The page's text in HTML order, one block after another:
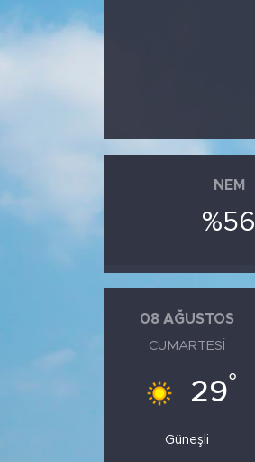
NEM
%56
08 AĞUSTOS
CUMARTESI
29°
Güneşli
Magazin